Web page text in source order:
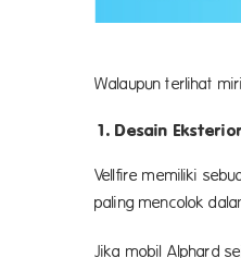
Walaupun terlihat
1. Desain
Vellfire memiliki
paling mencolok
Jika mobil Alphard